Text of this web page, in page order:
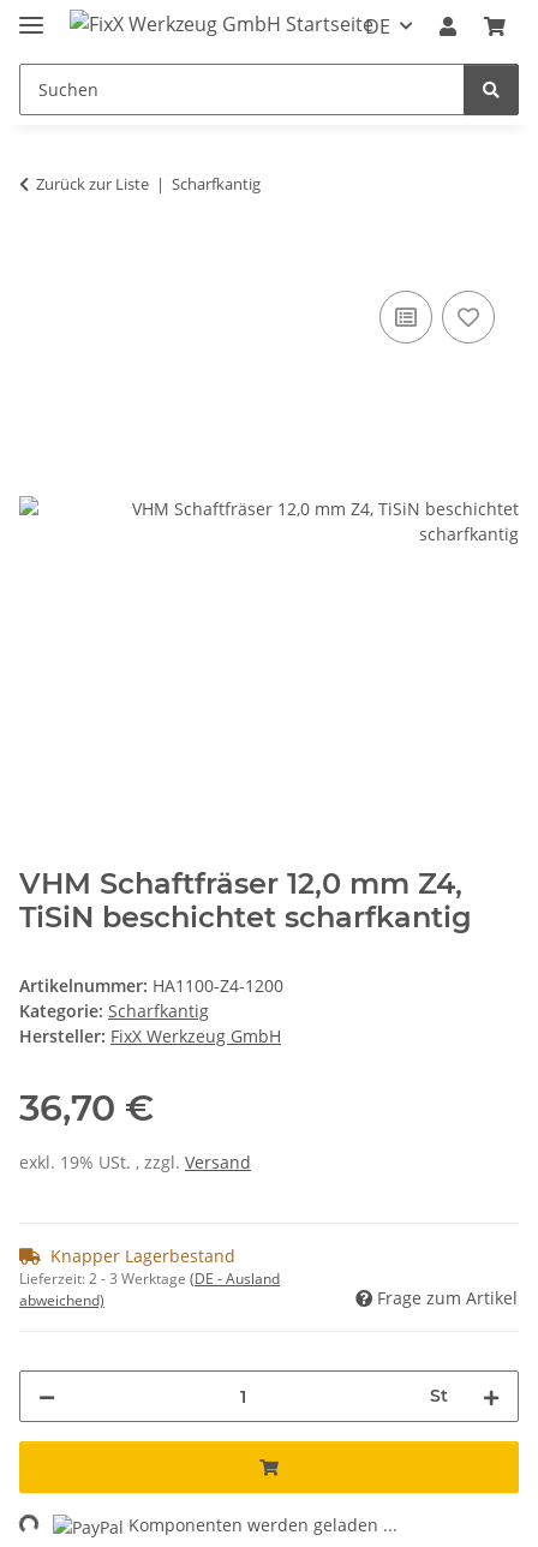
DE
Zurück zur Liste Scharfkantig
VHM Schaftfräser 12,0 mm Z4,
TiSiN beschichtet scharfkantig
Artikelnummer: HA1100-Z4-1200
Kategorie: Scharfkantig
Hersteller: FixX Werkzeug GmbH
36,70 €
exkl. 19% USt. , zzgl. Versand
Knapper Lagerbestand
Lieferzeit:2 - 3 Werktage (DE - Ausland
abweichend)
Frage zum Artikel
St
Komponenten werden geladen ...